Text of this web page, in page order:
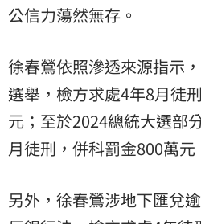
公信力蕩然無存。
徐春鶯依照滲透來源指示
選舉，檢方求處4年8月徒
元；至於2024總統大選部
月徒刑，併科罰金800萬元
另外，徐春鶯涉地下匯兌